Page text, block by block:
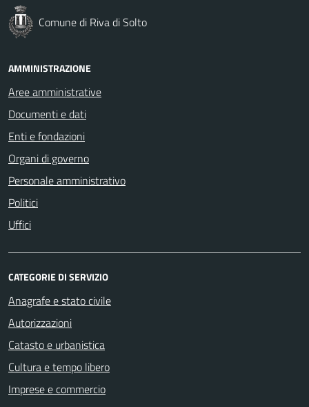
Comune di Riva di Solto
AMMINISTRAZIONE
Aree amministrative
Documenti e dati
Enti e fondazioni
Organi di governo
Personale amministrativo
Politici
Uffici
CATEGORIE DI SERVIZIO
Anagrafe e stato civile
Autorizzazioni
Catasto e urbanistica
Cultura e tempo libero
Imprese e commercio